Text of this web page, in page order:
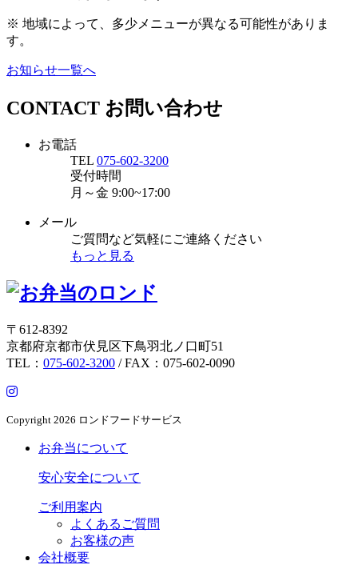
※ 地域によって、多少メニューが異なる可能性がありま
す。
お知らせ一覧へ
CONTACT お問い合わせ
お電話
TEL 075-602-3200
受付時間
月～金 9:00~17:00
メール
ご質問など気軽にご連絡ください
もっと見る
〒612-8392
京都府京都市伏見区下鳥羽北ノ口町51
TEL： 075-602-3200 / FAX：075-602-0090
Copyright 2026 ロンドフードサービス
お弁当について
安心安全について
ご利用案内
よくあるご質問
お客様の声
会社概要